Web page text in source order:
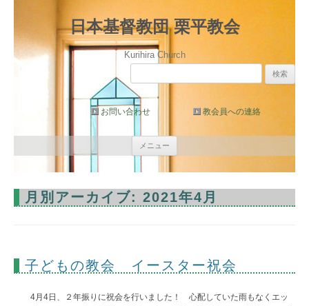
日本基督教団 栗平教会
Kurihira Church
検
教会員への連絡
お問い合わせ
メニュー
へ
ス
キ
月別アーカイブ: 2021年4月
子どもの教会 イースター祝会
4月4日、２年振りに祝会を行いました！ 心配していた雨もなくエッ